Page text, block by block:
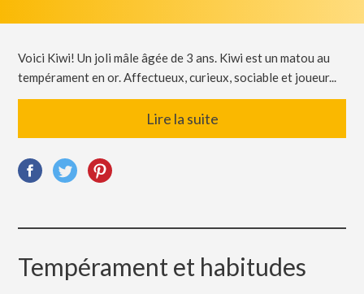
Voici Kiwi! Un joli mâle âgée de 3 ans. Kiwi est un matou au
tempérament en or. Affectueux, curieux, sociable et joueur...
Lire la suite
Tempérament et habitudes